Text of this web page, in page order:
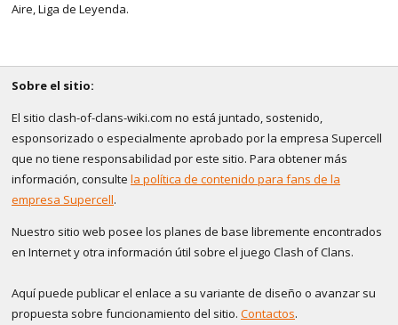
Aire, Liga de Leyenda.
Sobre el sitio:
El sitio clash-of-clans-wiki.com no está juntado, sostenido,
esponsorizado o especialmente aprobado por la empresa Supercell
que no tiene responsabilidad por este sitio. Para obtener más
información, consulte la política de contenido para fans de la
empresa Supercell.
Nuestro sitio web posee los planes de base libremente encontrados
en Internet y otra información útil sobre el juego Clash of Clans.
Aquí puede publicar el enlace a su variante de diseño o avanzar su
propuesta sobre funcionamiento del sitio. Contactos.